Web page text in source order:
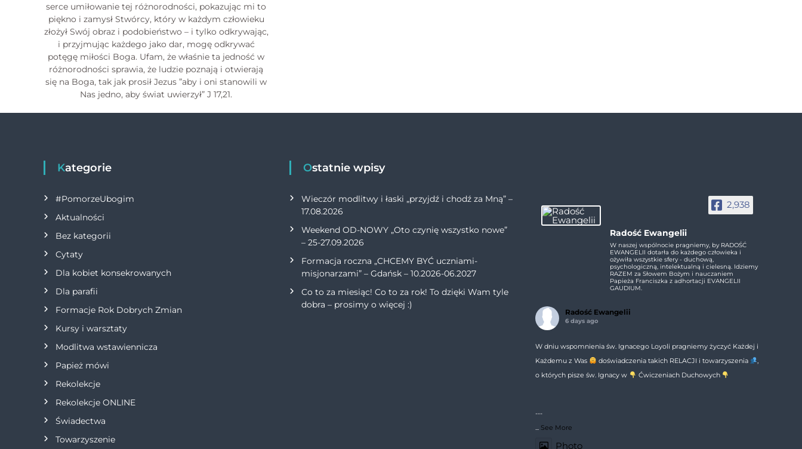
serce umiłowanie tej różnorodności, pokazując mi to
piękno i zamysł Stwórcy, który w każdym człowieku
złożył Swój obraz i podobieństwo – i tylko odkrywając,
i przyjmując każdego jako dar, mogę odkrywać
potęgę miłości Boga. Ufam, że właśnie ta jedność w
różnorodności sprawia, że ludzie poznają i otwierają
się na Boga, tak jak prosił Jezus ”aby i oni stanowili w
Nas jedno, aby świat uwierzył” J 17,21.
Kategorie
#PomorzeUbogim
Aktualności
Bez kategorii
Cytaty
Dla kobiet konsekrowanych
Dla parafii
Formacje Rok Dobrych Zmian
Kursy i warsztaty
Modlitwa wstawiennicza
Papież mówi
Rekolekcje
Rekolekcje ONLINE
Świadectwa
Towarzyszenie
Ostatnie wpisy
Wieczór modlitwy i łaski „przyjdź i chodź za Mną” –
17.08.2026
Weekend OD-NOWY „Oto czynię wszystko nowe”
– 25-27.09.2026
Formacja roczna „CHCEMY BYĆ uczniami-
misjonarzami” – Gdańsk – 10.2026-06.2027
Co to za miesiąc! Co to za rok! To dzięki Wam tyle
dobra – prosimy o więcej :)
2,938
Radość Ewangelii
W naszej wspólnocie pragniemy, by RADOŚĆ
EWANGELII dotarła do każdego człowieka i
ożywiła wszystkie sfery - duchową,
psychologiczną, intelektualną i cielesną. Idziemy
RAZEM za Słowem Bożym i nauczaniem
Papieża Franciszka z adhortacji EVANGELII
GAUDIUM.
Radość Ewangelii
6 days ago
W dniu wspomnienia św. Ignacego Loyoli pragniemy życzyć Każdej i
Każdemu z Was
doświadczenia takich RELACJI i towarzyszenia
,
o których pisze św. Ignacy w
Ćwiczeniach Duchowych
---
... See More
Photo